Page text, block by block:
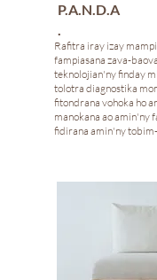
P.A.N.D.A
.
Rafitra iray izay
fampiasana zava-
teknolojian'ny finday
tolotra diagnostika
fitondrana vohoka ho
manokana ao amin'ny
fidirana amin'ny